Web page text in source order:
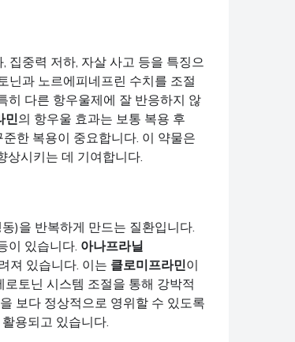
집중력 저하, 자살 사고 등을 특징으
닌과 노르에피네프린 수치를 조절
히 다른 항우울제에 잘 반응하지 않
민의 항우울 효과는 보통 복용 후
한 복용이 중요합니다. 이 약물은
상시키는 데 기여합니다.
)을 반복하게 만드는 질환입니다.
이 있습니다. 아나프라닐
져 있습니다. 이는 클로미프라민이
토닌 시스템 조절을 통해 강박적
보다 정상적으로 영위할 수 있도록
용되고 있습니다.